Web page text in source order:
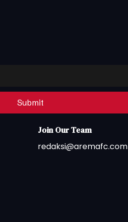
Submit
Join Our Team
redaksi@aremafc.com